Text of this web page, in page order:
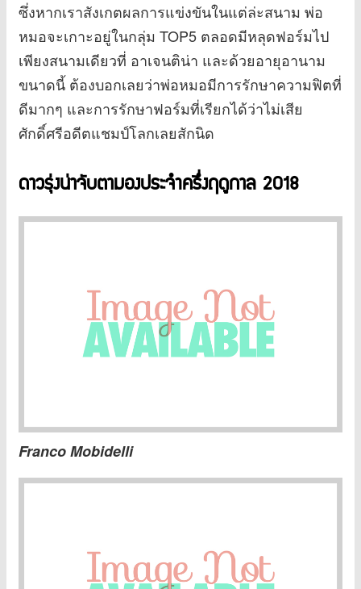
ซึ่งหากเราสังเกตผลการแข่งขันในแต่ล่ะสนาม พ่อ
หมอจะเกาะอยู่ในกลุ่ม TOP5 ตลอดมีหลุดฟอร์มไป
เพียงสนามเดียวที่ อาเจนติน่า และด้วยอายุอานาม
ขนาดนี้ ต้องบอกเลยว่าพ่อหมอมีการรักษาความฟิตที่
ดีมากๆ และการรักษาฟอร์มที่เรียกได้ว่าไม่เสีย
ศักดิ์ศรีอดีตแชมป์โลกเลยสักนิด
ดาวรุ่งน่าจับตามองประจำครึ่งฤดูกาล 2018
Franco Mobidelli